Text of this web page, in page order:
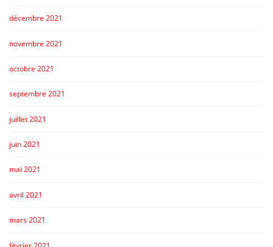
décembre 2021
novembre 2021
octobre 2021
septembre 2021
juillet 2021
juin 2021
mai 2021
avril 2021
mars 2021